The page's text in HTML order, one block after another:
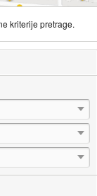
kriterije pretrage.